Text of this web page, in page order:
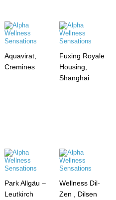
Aquavirat,
Cremines
Fuxing Royale
Housing,
Shanghai
Park Allgäu –
Leutkirch
Wellness Dil-
Zen , Dilsen